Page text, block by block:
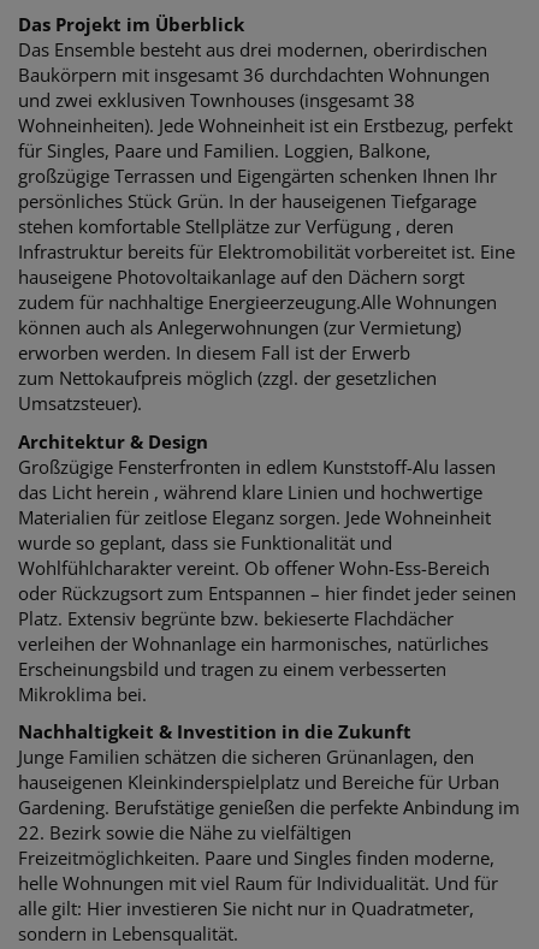
Das Projekt im Überblick
Das Ensemble besteht aus drei modernen, oberirdischen
Baukörpern mit insgesamt 36 durchdachten Wohnungen
und zwei exklusiven Townhouses (insgesamt 38
Wohneinheiten). Jede Wohneinheit ist ein Erstbezug, perfekt
für Singles, Paare und Familien. Loggien, Balkone,
großzügige Terrassen und Eigengärten schenken Ihnen Ihr
persönliches Stück Grün. In der hauseigenen Tiefgarage
stehen komfortable Stellplätze zur Verfügung , deren
Infrastruktur bereits für Elektromobilität vorbereitet ist. Eine
hauseigene Photovoltaikanlage auf den Dächern sorgt
zudem für nachhaltige Energieerzeugung.Alle Wohnungen
können auch als Anlegerwohnungen (zur Vermietung)
erworben werden. In diesem Fall ist der Erwerb
zum Nettokaufpreis möglich (zzgl. der gesetzlichen
Umsatzsteuer).
Architektur & Design
Großzügige Fensterfronten in edlem Kunststoff-Alu lassen
das Licht herein , während klare Linien und hochwertige
Materialien für zeitlose Eleganz sorgen. Jede Wohneinheit
wurde so geplant, dass sie Funktionalität und
Wohlfühlcharakter vereint. Ob offener Wohn-Ess-Bereich
oder Rückzugsort zum Entspannen – hier findet jeder seinen
Platz. Extensiv begrünte bzw. bekieserte Flachdächer
verleihen der Wohnanlage ein harmonisches, natürliches
Erscheinungsbild und tragen zu einem verbesserten
Mikroklima bei.
Nachhaltigkeit & Investition in die Zukunft
Junge Familien schätzen die sicheren Grünanlagen, den
hauseigenen Kleinkinderspielplatz und Bereiche für Urban
Gardening. Berufstätige genießen die perfekte Anbindung im
22. Bezirk sowie die Nähe zu vielfältigen
Freizeitmöglichkeiten. Paare und Singles finden moderne,
helle Wohnungen mit viel Raum für Individualität. Und für
alle gilt: Hier investieren Sie nicht nur in Quadratmeter,
sondern in Lebensqualität.